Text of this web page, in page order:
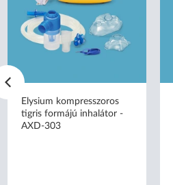
Elysium kompresszoros
tigris formájú inhalátor -
AXD-303